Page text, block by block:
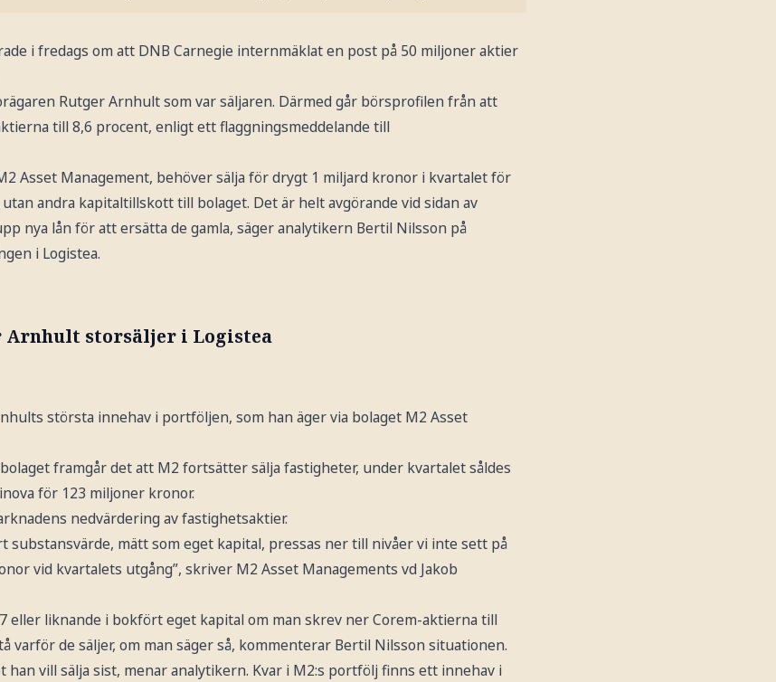
i fredags om att DNB Carnegie internmäklat en post på 50 miljoner aktier
Rutger Arnhult som var säljaren. Därmed går börsprofilen från att
till 8,6 procent, enligt ett flaggningsmeddelande till
Asset Management, behöver sälja för drygt 1 miljard kronor i kvartalet för
andra kapitaltillskott till bolaget. Det är helt avgörande vid sidan av
nya lån för att ersätta de gamla, säger analytikern Bertil Nilsson på
i Logistea.
Arnhult storsäljer i Logistea
största innehav i portföljen, som han äger via bolaget M2 Asset
framgår det att M2 fortsätter sälja fastigheter, under kvartalet såldes
för 123 miljoner kronor.
nedvärdering av fastighetsaktier.
substansvärde, mätt som eget kapital, pressas ner till nivåer vi inte sett på
vid kvartalets utgång”, skriver M2 Asset Managements vd Jakob
eller liknande i bokfört eget kapital om man skrev ner Corem-aktierna till
varför de säljer, om man säger så, kommenterar Bertil Nilsson situationen.
han vill sälja sist, menar analytikern. Kvar i M2:s portfölj finns ett innehav i